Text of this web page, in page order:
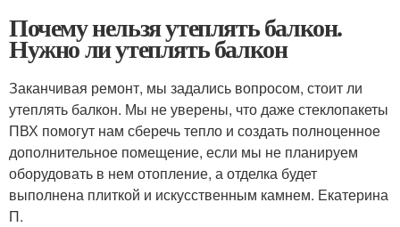
Почему нельзя утеплять балкон.
Нужно ли утеплять балкон
Заканчивая ремонт, мы задались вопросом, стоит ли
утеплять балкон. Мы не уверены, что даже стеклопакеты
ПВХ помогут нам сберечь тепло и создать полноценное
дополнительное помещение, если мы не планируем
оборудовать в нем отопление, а отделка будет
выполнена плиткой и искусственным камнем. Екатерина
П.